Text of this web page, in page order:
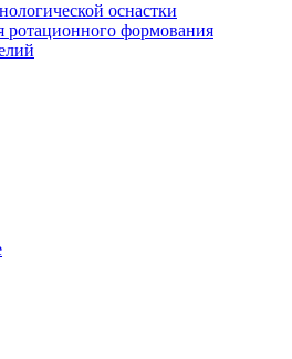
оснастки
ротационного формования